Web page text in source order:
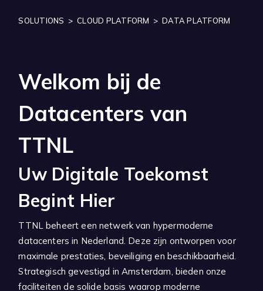
SOLUTIONS >CLOUD PLATFORM >DATA PLATFORM
Welkom bij de
Datacenters van
TTNL
Uw Digitale Toekomst
Begint Hier
TTNL beheert een netwerk van hypermoderne
datacenters in Nederland. Deze zijn ontworpen voor
maximale prestaties, beveiliging en beschikbaarheid.
Strategisch gevestigd in Amsterdam, bieden onze
faciliteiten de solide basis waarop moderne